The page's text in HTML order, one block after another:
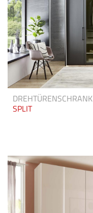
DREHTÜRENSCHRANK
SPLIT